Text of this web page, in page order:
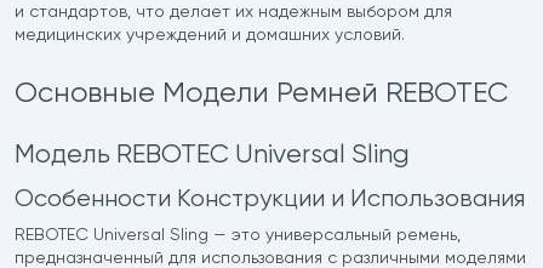
и стандартов, что делает их надежным выбором для
медицинских учреждений и домашних условий.
Основные Модели Ремней REBOTEC
Модель REBOTEC Universal Sling
Особенности Конструкции и Использования
REBOTEC Universal Sling — это универсальный ремень,
предназначенный для использования с различными моделями